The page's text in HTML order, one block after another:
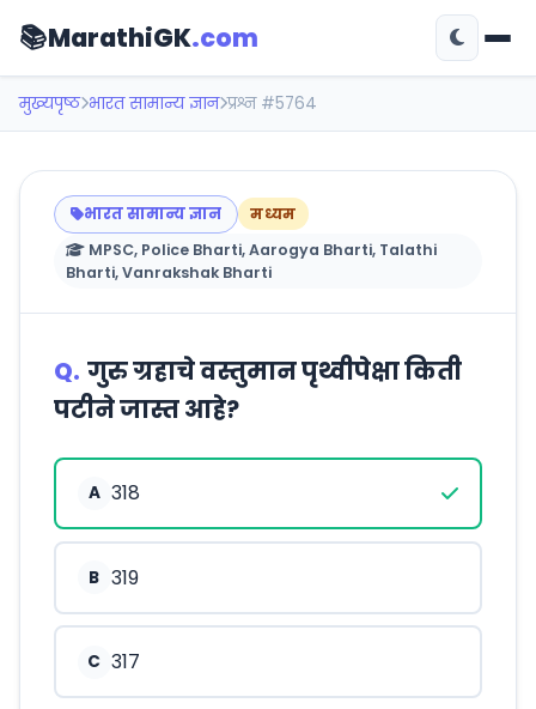
📚MarathiGK.com
मुख्यपृष्ठ भारत सामान्य ज्ञान प्रश्न #5764
भारत सामान्य ज्ञान
मध्यम
MPSC, Police Bharti, Aarogya Bharti, Talathi
Bharti, Vanrakshak Bharti
Q. गुरु ग्रहाचे वस्तुमान पृथ्वीपेक्षा किती
पटीने जास्त आहे?
A 318
B 319
C 317